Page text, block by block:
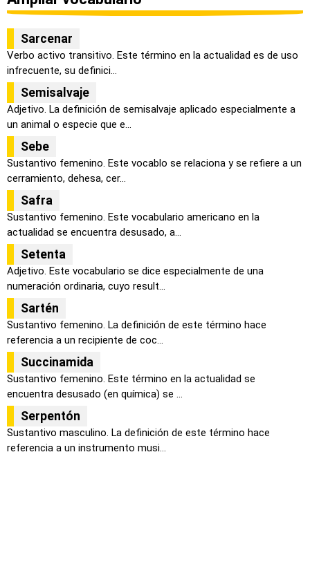
Sarcenar
Verbo activo transitivo. Este término en la actualidad es de uso
infrecuente, su definici...
Semisalvaje
Adjetivo. La definición de semisalvaje aplicado especialmente a
un animal o especie que e...
Sebe
Sustantivo femenino. Este vocablo se relaciona y se refiere a un
cerramiento, dehesa, cer...
Safra
Sustantivo femenino. Este vocabulario americano en la
actualidad se encuentra desusado, a...
Setenta
Adjetivo. Este vocabulario se dice especialmente de una
numeración ordinaria, cuyo result...
Sartén
Sustantivo femenino. La definición de este término hace
referencia a un recipiente de coc...
Succinamida
Sustantivo femenino. Este término en la actualidad se
encuentra desusado (en química) se ...
Serpentón
Sustantivo masculino. La definición de este término hace
referencia a un instrumento musi...